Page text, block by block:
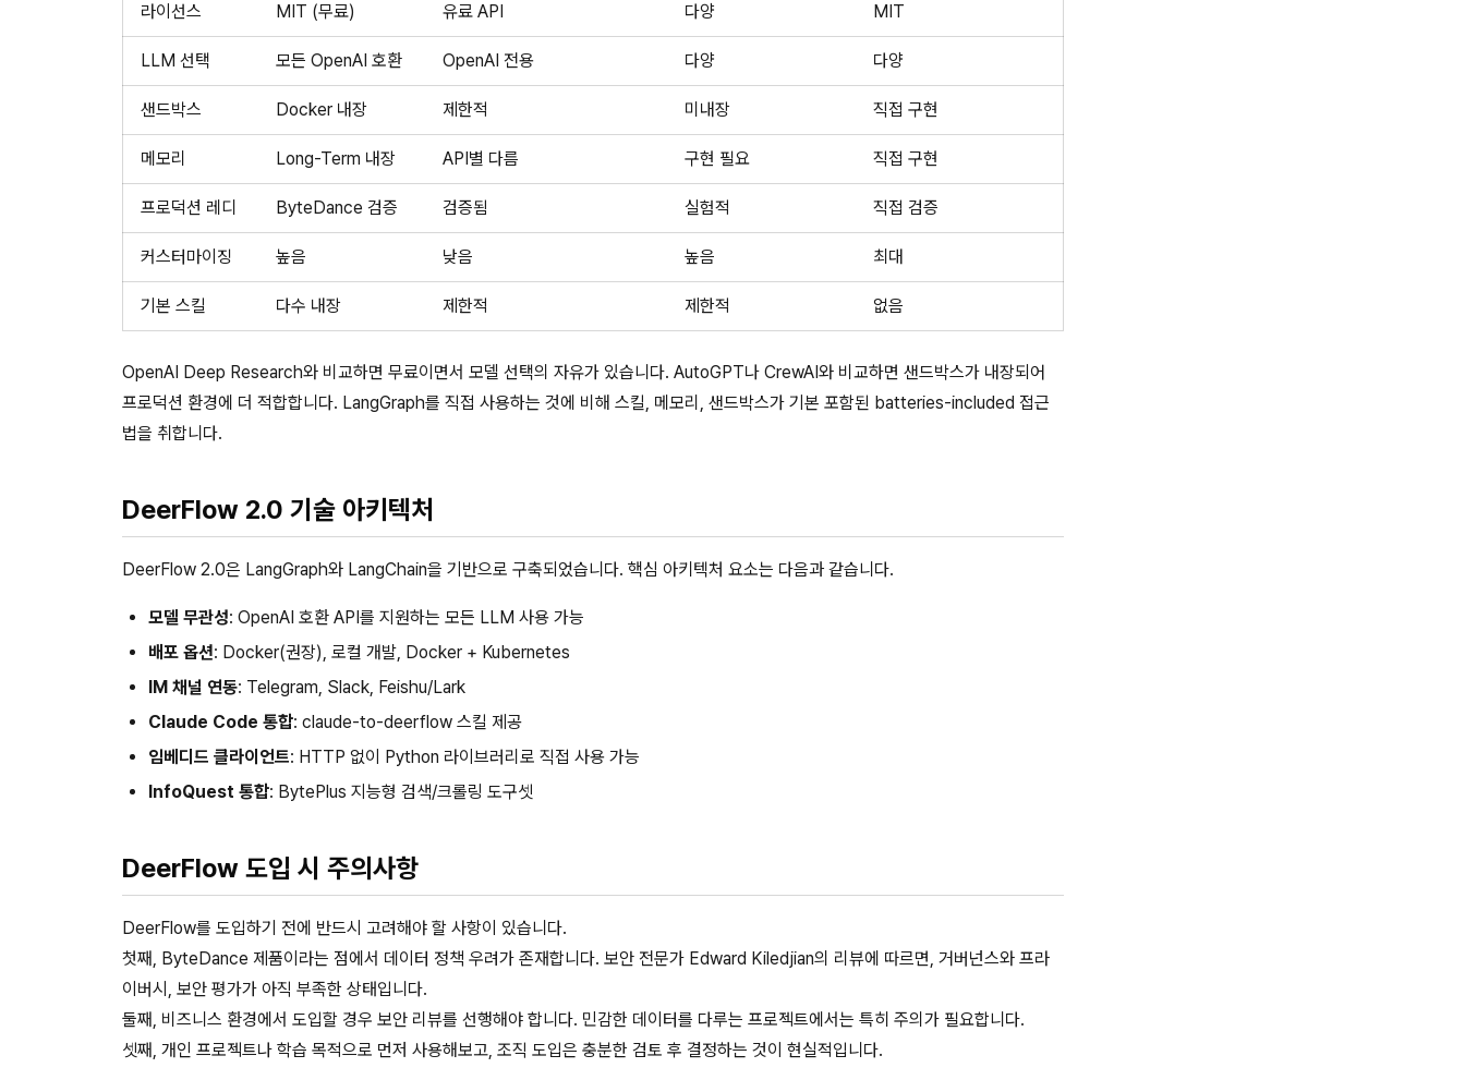
라이선스 MIT (무료) 유료 API 다양 MIT
LLM 선택 모든 OpenAI 호환 OpenAI 전용 다양 다양
샌드박스 Docker 내장 제한적 미내장 직접 구현
메모리 Long-Term 내장 API별 다름 구현 필요 직접 구현
프로덕션 레디 ByteDance 검증 검증됨 실험적 직접 검증
커스터마이징 높음 낮음 높음 최대
기본 스킬 다수 내장 제한적 제한적 없음
OpenAI Deep Research와 비교하면 무료이면서 모델 선택의 자유가 있습니다. AutoGPT나 CrewAI와 비교하면 샌드박스가 내장되어
프로덕션 환경에 더 적합합니다. LangGraph를 직접 사용하는 것에 비해 스킬, 메모리, 샌드박스가 기본 포함된 batteries-included 접근
법을 취합니다.
DeerFlow 2.0 기술 아키텍처
DeerFlow 2.0은 LangGraph와 LangChain을 기반으로 구축되었습니다. 핵심 아키텍처 요소는 다음과 같습니다.
모델 무관성: OpenAI 호환 API를 지원하는 모든 LLM 사용 가능
배포 옵션: Docker(권장), 로컬 개발, Docker + Kubernetes
IM 채널 연동: Telegram, Slack, Feishu/Lark
Claude Code 통합: claude-to-deerflow 스킬 제공
임베디드 클라이언트: HTTP 없이 Python 라이브러리로 직접 사용 가능
InfoQuest 통합: BytePlus 지능형 검색/크롤링 도구셋
DeerFlow 도입 시 주의사항
DeerFlow를 도입하기 전에 반드시 고려해야 할 사항이 있습니다.
첫째, ByteDance 제품이라는 점에서 데이터 정책 우려가 존재합니다. 보안 전문가 Edward Kiledjian의 리뷰에 따르면, 거버넌스와 프라
이버시, 보안 평가가 아직 부족한 상태입니다.
둘째, 비즈니스 환경에서 도입할 경우 보안 리뷰를 선행해야 합니다. 민감한 데이터를 다루는 프로젝트에서는 특히 주의가 필요합니다.
셋째, 개인 프로젝트나 학습 목적으로 먼저 사용해보고, 조직 도입은 충분한 검토 후 결정하는 것이 현실적입니다.